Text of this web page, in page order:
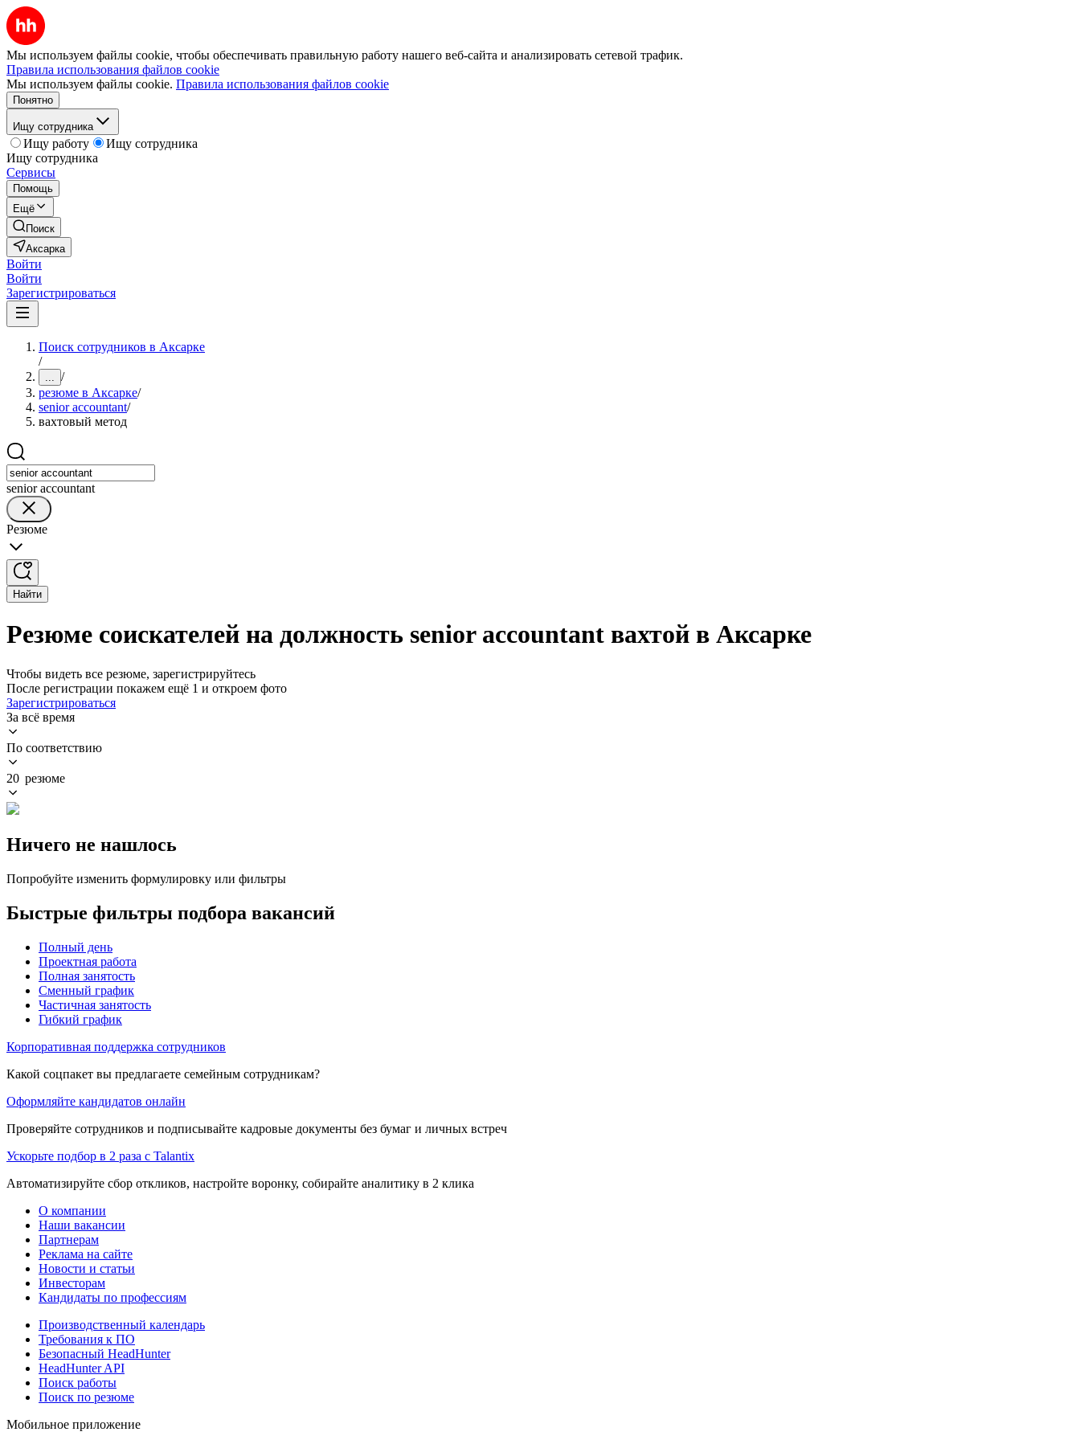
Мы используем файлы cookie, чтобы обеспечивать правильную работу нашего веб-сайта и анализировать сетевой трафик.
Правила использования файлов cookie
Мы используем файлы cookie. Правила использования файлов cookie
Понятно
Ищу сотрудника
Ищу работу
Ищу сотрудника
Ищу сотрудника
Сервисы
Помощь
Ещё
Поиск
Аксарка
Войти
Войти
Зарегистрироваться
Поиск сотрудников в Аксарке
/
... /
резюме в Аксарке/
senior accountant/
вахтовый метод
senior accountant
Резюме
Найти
Резюме соискателей на должность senior accountant вахтой в Аксарке
Чтобы видеть все резюме, зарегистрируйтесь
После регистрации покажем ещё 1 и откроем фото
Зарегистрироваться
За всё время
По соответствию
20 резюме
Ничего не нашлось
Попробуйте изменить формулировку или фильтры
Быстрые фильтры подбора вакансий
Полный день
Проектная работа
Полная занятость
Сменный график
Частичная занятость
Гибкий график
Корпоративная поддержка сотрудников
Какой соцпакет вы предлагаете семейным сотрудникам?
Оформляйте кандидатов онлайн
Проверяйте сотрудников и подписывайте кадровые документы без бумаг и личных встреч
Ускорьте подбор в 2 раза с Talantix
Автоматизируйте сбор откликов, настройте воронку, собирайте аналитику в 2 клика
О компании
Наши вакансии
Партнерам
Реклама на сайте
Новости и статьи
Инвесторам
Кандидаты по профессиям
Производственный календарь
Требования к ПО
Безопасный HeadHunter
HeadHunter API
Поиск работы
Поиск по резюме
Мобильное приложение